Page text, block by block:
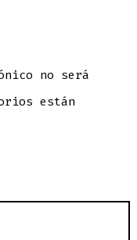
no será
están